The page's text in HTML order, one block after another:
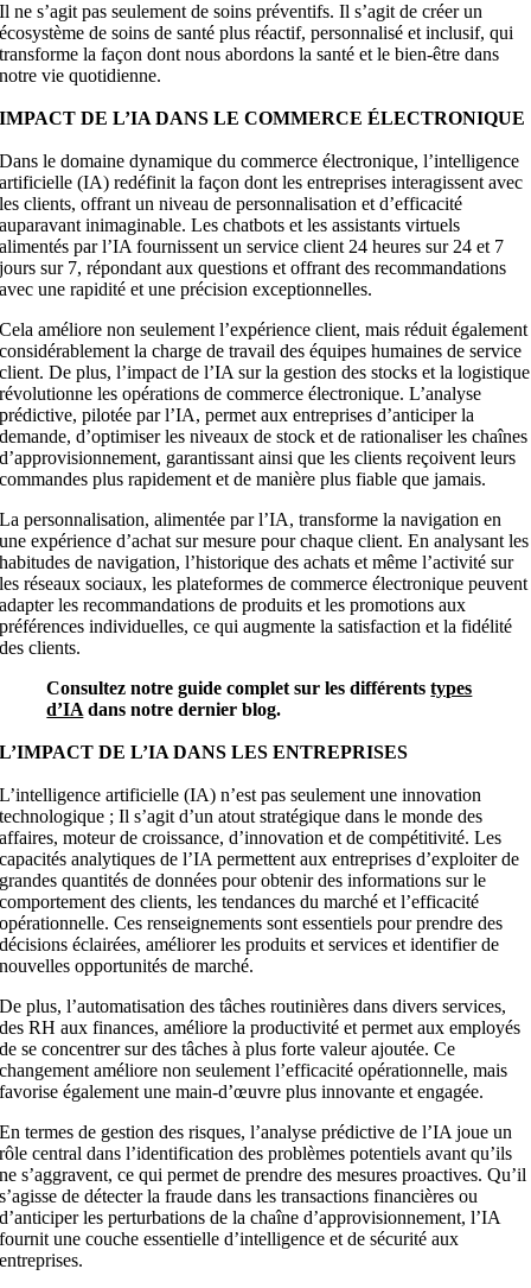
Il ne s’agit pas seulement de soins préventifs. Il s’agit de créer un
écosystème de soins de santé plus réactif, personnalisé et inclusif, qui
transforme la façon dont nous abordons la santé et le bien-être dans
notre vie quotidienne.
IMPACT DE L’IA DANS LE COMMERCE ÉLECTRONIQUE
Dans le domaine dynamique du commerce électronique, l’intelligence
artificielle (IA) redéfinit la façon dont les entreprises interagissent avec
les clients, offrant un niveau de personnalisation et d’efficacité
auparavant inimaginable. Les chatbots et les assistants virtuels
alimentés par l’IA fournissent un service client 24 heures sur 24 et 7
jours sur 7, répondant aux questions et offrant des recommandations
avec une rapidité et une précision exceptionnelles.
Cela améliore non seulement l’expérience client, mais réduit également
considérablement la charge de travail des équipes humaines de service
client. De plus, l’impact de l’IA sur la gestion des stocks et la logistique
révolutionne les opérations de commerce électronique. L’analyse
prédictive, pilotée par l’IA, permet aux entreprises d’anticiper la
demande, d’optimiser les niveaux de stock et de rationaliser les chaînes
d’approvisionnement, garantissant ainsi que les clients reçoivent leurs
commandes plus rapidement et de manière plus fiable que jamais.
La personnalisation, alimentée par l’IA, transforme la navigation en
une expérience d’achat sur mesure pour chaque client. En analysant les
habitudes de navigation, l’historique des achats et même l’activité sur
les réseaux sociaux, les plateformes de commerce électronique peuvent
adapter les recommandations de produits et les promotions aux
préférences individuelles, ce qui augmente la satisfaction et la fidélité
des clients.
Consultez notre guide complet sur les différentstypes
d’IA dans notre dernier blog.
L’IMPACT DE L’IA DANS LES ENTREPRISES
L’intelligence artificielle (IA) n’est pas seulement une innovation
technologique ; Il s’agit d’un atout stratégique dans le monde des
affaires, moteur de croissance, d’innovation et de compétitivité. Les
capacités analytiques de l’IA permettent aux entreprises d’exploiter de
grandes quantités de données pour obtenir des informations sur le
comportement des clients, les tendances du marché et l’efficacité
opérationnelle. Ces renseignements sont essentiels pour prendre des
décisions éclairées, améliorer les produits et services et identifier de
nouvelles opportunités de marché.
De plus, l’automatisation des tâches routinières dans divers services,
des RH aux finances, améliore la productivité et permet aux employés
de se concentrer sur des tâches à plus forte valeur ajoutée. Ce
changement améliore non seulement l’efficacité opérationnelle, mais
favorise également une main-d’œuvre plus innovante et engagée.
En termes de gestion des risques, l’analyse prédictive de l’IA joue un
rôle central dans l’identification des problèmes potentiels avant qu’ils
ne s’aggravent, ce qui permet de prendre des mesures proactives. Qu’il
s’agisse de détecter la fraude dans les transactions financières ou
d’anticiper les perturbations de la chaîne d’approvisionnement, l’IA
fournit une couche essentielle d’intelligence et de sécurité aux
entreprises.